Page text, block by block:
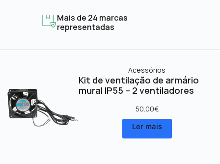
Mais de 24 marcas
representadas
Acessórios
Kit de ventilação de armário
mural IP55 – 2 ventiladores
50.00€
Ler mais